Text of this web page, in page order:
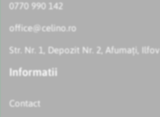
0770 990 142
office@celino.ro
Str. Nr. 1, Depozit Nr. 2, Afumați, Ilfov
Informatii
Contact